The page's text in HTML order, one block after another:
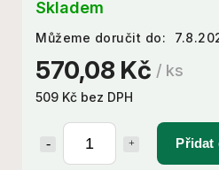
570,08 Kč / ks
509 Kč bez DPH
Přidat
Skladem
Můžeme doručit do: